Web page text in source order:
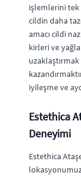
işlemlerini tek
cildin daha
amacı cildi
kirleri ve
iyileşme ve
Estethica
Deneyimi
Estethica